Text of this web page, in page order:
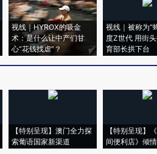
视线｜HYROX的吸金
术：是什么让中产们甘
心“花钱找虐”？
视线｜被称为“
度Z世代 用街
育部长拱下台
【特别呈现】澳门全力探
索葡语国家新渠道
【特别呈现】
间便利店》倾